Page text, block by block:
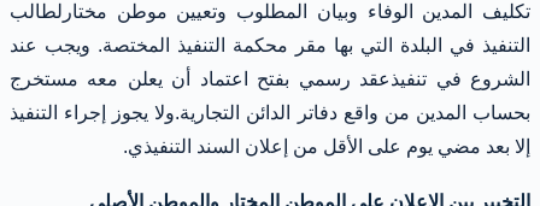
تكليف المدين الوفاء وبيان المطلوب وتعيين موطن مختارلطالب
التنفيذ في البلدة التي بها مقر محكمة التنفيذ المختصة. ويجب عند
الشروع في تنفيذعقد رسمي بفتح اعتماد أن يعلن معه مستخرج
بحساب المدين من واقع دفاتر الدائن التجارية.ولا يجوز إجراء التنفيذ
إلا بعد مضي يوم على الأقل من إعلان السند التنفيذي.